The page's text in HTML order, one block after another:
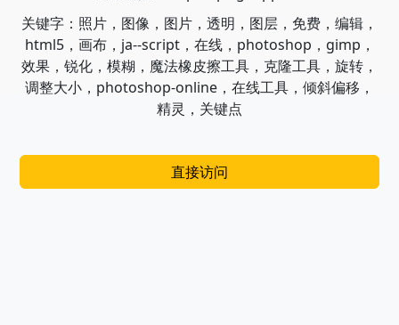
关键字：照片，图像，图片，透明，图层，免费，编辑，
html5，画布，ja--script，在线，photoshop，gimp，
效果，锐化，模糊，魔法橡皮擦工具，克隆工具，旋转，
调整大小，photoshop-online，在线工具，倾斜偏移，
精灵，关键点
直接访问